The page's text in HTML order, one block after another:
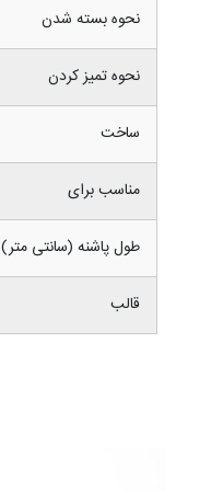
نحوه بسته شدن
نحوه تمیز کردن
ساخت
مناسب برای
طول پاشنه (سانتی متر)
قالب